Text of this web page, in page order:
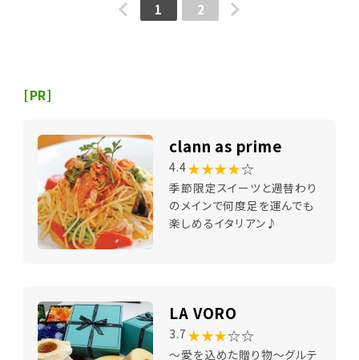
1 2
[PR]
clann as prime
4.4★★★★☆
季節限定スイーツと週替わり
のメインで何度足を運んでも
楽しめるイタリアン♪
LA VORO
3.7 ★★★☆☆
～愛を込めた贈り物～グルテ